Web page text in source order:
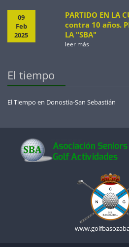
09
Feb
2025
PARTIDO EN LA
contra 10 años.
LA "SBA"
leer más
El tiempo
El Tiempo en Donostia-San Sebastián